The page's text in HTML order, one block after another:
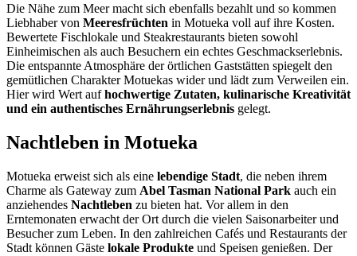
Die Nähe zum Meer macht sich ebenfalls bezahlt und so kommen
Liebhaber von Meeresfrüchten in Motueka voll auf ihre Kosten.
Bewertete Fischlokale und Steakrestaurants bieten sowohl
Einheimischen als auch Besuchern ein echtes Geschmackserlebnis.
Die entspannte Atmosphäre der örtlichen Gaststätten spiegelt den
gemütlichen Charakter Motuekas wider und lädt zum Verweilen ein.
Hier wird Wert aufhochwertige Zutaten, kulinarische Kreativität
und ein authentisches Ernährungserlebnis gelegt.
Nachtleben in Motueka
Motueka erweist sich als eine lebendige Stadt, die neben ihrem
Charme als Gateway zum Abel Tasman National Park auch ein
anziehendes Nachtleben zu bieten hat. Vor allem in den
Erntemonaten erwacht der Ort durch die vielen Saisonarbeiter und
Besucher zum Leben. In den zahlreichen Cafés und Restaurants der
Stadt können Gäste lokale Produkte und Speisen genießen. Der